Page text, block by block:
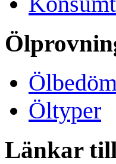
Öltyper
Länkar